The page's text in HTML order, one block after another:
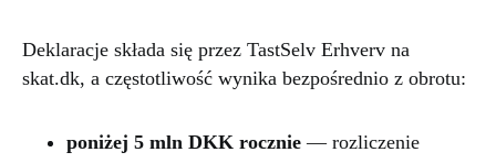
Deklaracje składa się przez TastSelv Erhverv na
skat.dk, a częstotliwość wynika bezpośrednio z obrotu:
poniżej 5 mln DKK rocznie — rozliczenie